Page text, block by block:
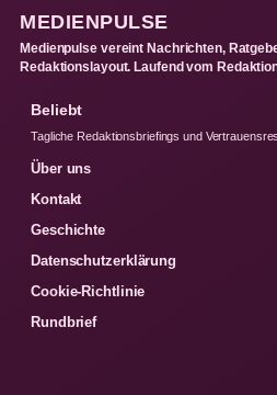
MEDIENPULSE
Medienpulse vereint Nachrichten,
Redaktionslayout. Laufend vom
Beliebt
Tagliche Redaktionsbriefings und
Über uns
Kontakt
Geschichte
Datenschutzerklärung
Cookie-Richtlinie
Rundbrief